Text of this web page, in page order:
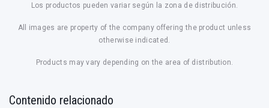
Los productos pueden variar según la zona de distribución.
All images are property of the company offering the product unless
otherwise indicated.
Products may vary depending on the area of distribution.
Contenido relacionado